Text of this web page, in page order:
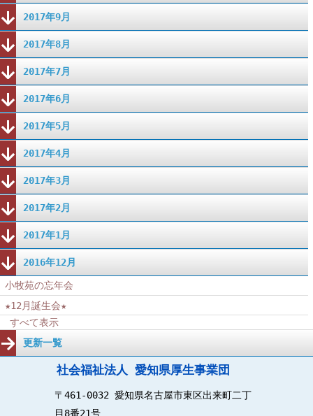
2017年9月
2017年8月
2017年7月
2017年6月
2017年5月
2017年4月
2017年3月
2017年2月
2017年1月
2016年12月
小牧苑の忘年会
★12月誕生会★
すべて表示
更新一覧
社会福祉法人 愛知県厚生事業団
〒461-0032 愛知県名古屋市東区出来町二丁
目8番21号